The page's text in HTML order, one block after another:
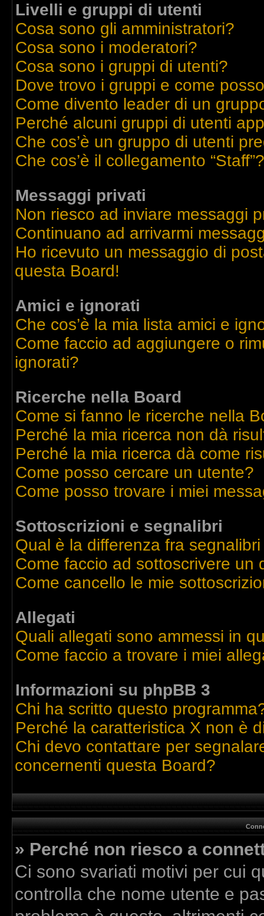
Livelli e gruppi di utenti
Cosa sono gli amministratori?
Cosa sono i moderatori?
Cosa sono i gruppi di utenti?
Dove trovo i gruppi e come
Come divento leader di un
Perché alcuni gruppi di utenti
Che cos’è un gruppo di utenti
Che cos’è il collegamento “Staff”?
Messaggi privati
Non riesco ad inviare messaggi
Continuano ad arrivarmi
Ho ricevuto un messaggio di
questa Board!
Amici e ignorati
Che cos’è la mia lista amici e
Come faccio ad aggiungere o
ignorati?
Ricerche nella Board
Come si fanno le ricerche nella
Perché la mia ricerca non dà
Perché la mia ricerca dà come
Come posso cercare un utente?
Come posso trovare i miei
Sottoscrizioni e segnalibri
Qual è la differenza fra
Come faccio ad sottoscrivere un
Come cancello le mie
Allegati
Quali allegati sono ammessi in
Come faccio a trovare i miei
Informazioni su phpBB 3
Chi ha scritto questo
Perché la caratteristica X non è
Chi devo contattare per
concernenti questa Board?
» Perché non riesco a
Ci sono svariati motivi per cui
controlla che nome utente e